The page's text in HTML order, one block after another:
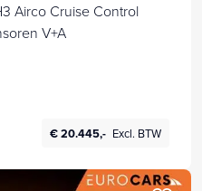
Airco Cruise Control
V+A
€ 20.445,- Excl. BTW